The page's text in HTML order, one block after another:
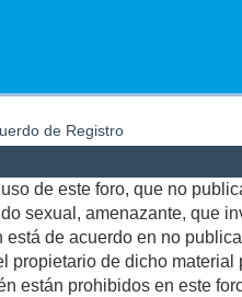
de Registro
de este foro, que no
sexual, amenazante, que
está de acuerdo en no
propietario de dicho
están prohibidos en este